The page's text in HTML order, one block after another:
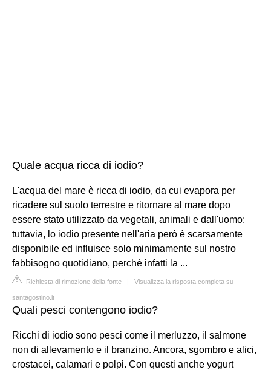
Quale acqua ricca di iodio?
L'acqua del mare è ricca di iodio, da cui evapora per
ricadere sul suolo terrestre e ritornare al mare dopo
essere stato utilizzato da vegetali, animali e dall'uomo:
tuttavia, lo iodio presente nell'aria però è scarsamente
disponibile ed influisce solo minimamente sul nostro
fabbisogno quotidiano, perché infatti la ...
Richiesta di rimozione della fonte | Visualizza la risposta completa su
santagostino.it
Quali pesci contengono iodio?
Ricchi di iodio sono pesci come il merluzzo, il salmone
non di allevamento e il branzino. Ancora, sgombro e alici,
crostacei, calamari e polpi. Con questi anche yogurt